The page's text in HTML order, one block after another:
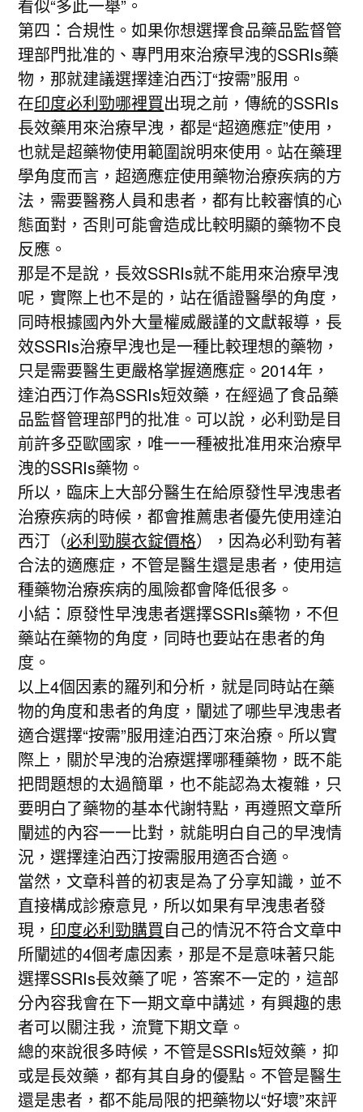
看似“多此一舉”。
第四：合規性。如果你想選擇食品藥品監督管
理部門批准的、專門用來治療早洩的SSRIs藥
物，那就建議選擇達泊西汀“按需”服用。
在印度必利勁哪裡買出現之前，傳統的SSRIs
長效藥用來治療早洩，都是“超適應症”使用，
也就是超藥物使用範圍說明來使用。站在藥理
學角度而言，超適應症使用藥物治療疾病的方
法，需要醫務人員和患者，都有比較審慎的心
態面對，否則可能會造成比較明顯的藥物不良
反應。
那是不是說，長效SSRIs就不能用來治療早洩
呢，實際上也不是的，站在循證醫學的角度，
同時根據國內外大量權威嚴謹的文獻報導，長
效SSRIs治療早洩也是一種比較理想的藥物，
只是需要醫生更嚴格掌握適應症。2014年，
達泊西汀作為SSRIs短效藥，在經過了食品藥
品監督管理部門的批准。可以說，必利勁是目
前許多亞歐國家，唯一一種被批准用來治療早
洩的SSRIs藥物。
所以，臨床上大部分醫生在給原發性早洩患者
治療疾病的時候，都會推薦患者優先使用達泊
西汀（必利勁膜衣錠價格），因為必利勁有著
合法的適應症，不管是醫生還是患者，使用這
種藥物治療疾病的風險都會降低很多。
小結：原發性早洩患者選擇SSRIs藥物，不但
藥站在藥物的角度，同時也要站在患者的角
度。
以上4個因素的羅列和分析，就是同時站在藥
物的角度和患者的角度，闡述了哪些早洩患者
適合選擇“按需”服用達泊西汀來治療。所以實
際上，關於早洩的治療選擇哪種藥物，既不能
把問題想的太過簡單，也不能認為太複雜，只
要明白了藥物的基本代謝特點，再遵照文章所
闡述的內容一一比對，就能明白自己的早洩情
況，選擇達泊西汀按需服用適否合適。
當然，文章科普的初衷是為了分享知識，並不
直接構成診療意見，所以如果有早洩患者發
現， 印度必利勁購買自己的情況不符合文章中
所闡述的4個考慮因素，那是不是意味著只能
選擇SSRIs長效藥了呢，答案不一定的，這部
分內容我會在下一期文章中講述，有興趣的患
者可以關注我，流覽下期文章。
總的來說很多時候，不管是SSRIs短效藥，抑
或是長效藥，都有其自身的優點。不管是醫生
還是患者，都不能局限的把藥物以“好壞”來評